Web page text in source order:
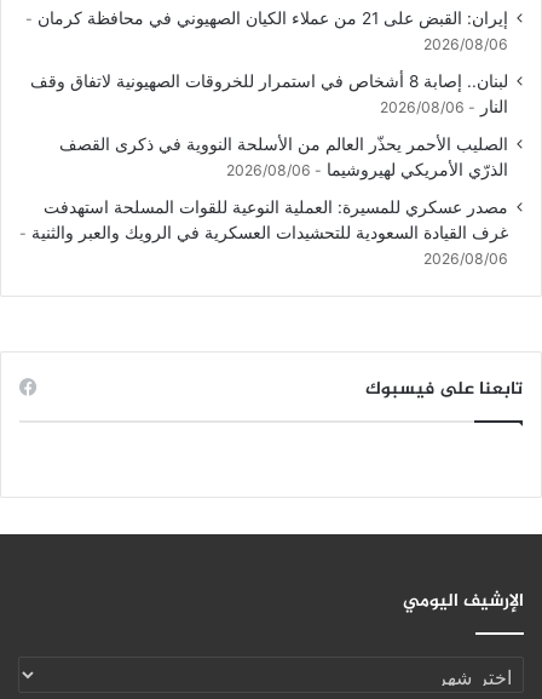
إيران: القبض على 21 من عملاء الكيان الصهيوني في محافظة كرمان
2026/08/06
لبنان.. إصابة 8 أشخاص في استمرار للخروقات الصهيونية لاتفاق وقف
النار
2026/08/06
الصليب الأحمر يحذّر العالم من الأسلحة النووية في ذكرى القصف
الذرّي الأمريكي لهيروشيما
2026/08/06
مصدر عسكري للمسيرة: العملية النوعية للقوات المسلحة استهدفت
غرف القيادة السعودية للتحشيدات العسكرية في الرويك والعبر والثنية
2026/08/06
تابعنا على فيسبوك
الإرشيف اليومي
الإرشيف